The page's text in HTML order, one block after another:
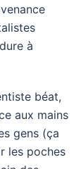
à
béat,
aux mains
gens (ça
les poches